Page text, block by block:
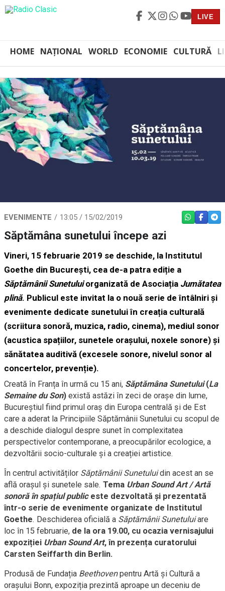
LIVE
HOME NAȚIONAL WORLD ECONOMIE CULTURĂ
EVENIMENTE 13:05 / 15/02/2019 WHATSAPP
Săptămâna sunetului începe azi
Vineri, 15 februarie 2019 se deschide, la Institutul
Goethe din București, cea de-a patra ediție a
Săptămânii Sunetuluiorganizată de Asociația Jumătatea
plină. Publicul este invitat la o nouă serie de întâlniri și
evenimente dedicate sunetului în creația culturală
(scriitura sonoră, muzica, radio, cinema), mediul sonor
(acustica spațiilor, sunetele orașului, noxele sonore) și
sănătatea auditivă (excesele sonore, nivelul sonor al
concertelor, prevenție).
Creată în Franța în urmă cu 15 ani, Săptămâna Sunetului(La
Semaine du Son) există astăzi în zeci de orașe din lume,
Bucureștiul fiind primul oraș din Europa centrală și de Est
care a aderat la Principiile Săptămânii Sunetului cu scopul de
a deschide dialogul despre sunet în complexitatea
perspectivelor contemporane, a preocupărilor ecologice, a
dezvoltării socio-culturale și a creației artistice.
În centrul activităților Săptămânii Sunetuluidin acest an se
află orașul și sunetele sale. Tema Urban Sound Art / Artă
sonoră în spațiul publiceste dezvoltată și prezentată
într-o serie de evenimente organizate de Institutul
Goethe. Deschiderea oficială a Săptămânii Sunetuluiare
loc în 15 februarie, de la ora 19.00, cu ocazia vernisajului
expoziției Urban Sound Art, în prezența curatorului
Carsten Seiffarth din Berlin.
Produsă de Fundația Beethovenpentru Artă și Cultură a
orașului Bonn, expoziția prezintă aproape un deceniu de